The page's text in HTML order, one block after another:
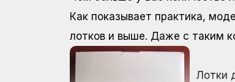
Как показывает практика,
лотков и выше. Даже с таким
Лотки